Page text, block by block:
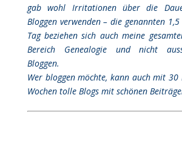
gab wohl Irritationen über die
Bloggen verwenden – die genannten
Tag beziehen sich auch meine
Bereich Genealogie und nicht
Bloggen.
Wer bloggen möchte, kann auch mit
Wochen tolle Blogs mit schönen